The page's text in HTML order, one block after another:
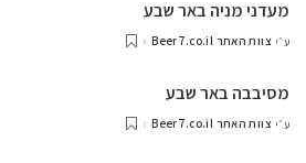
מעדני מניה באר שבע
ע״י צוות האתר Beer7.co.il
מסיבבה באר שבע
ע״י צוות האתר Beer7.co.il